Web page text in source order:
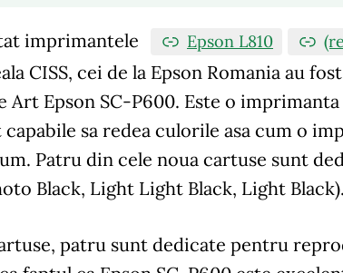
imprimantele Epson L810
CISS, cei de la Epson Romania au
Art Epson SC-P600. Este o
sa redea culorile asa cum o
Patru din cele noua cartuse sunt
Black, Light Light Black, Light Black).
patru sunt dedicate pentru